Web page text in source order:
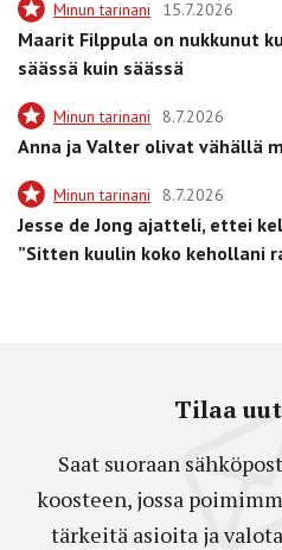
Minun tarinani 15.7.2026
Maarit Filppula on nukkunut
säässä kuin säässä
Minun tarinani 8.7.2026
Anna ja Valter olivat vähällä
Minun tarinani 8.7.2026
Jesse de Jong ajatteli, ettei
”Sitten kuulin koko kehollani
Tilaa
Saat suoraan
koosteen, jossa
tärkeitä asioita ja